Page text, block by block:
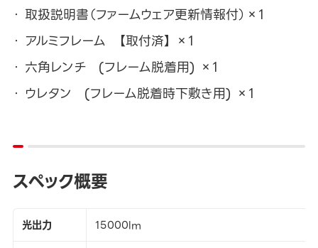
取扱説明書（ファームウェア更新情報付）×1
アルミフレーム 【取付済】 ×1
六角レンチ (フレーム脱着用) ×1
ウレタン (フレーム脱着時下敷き用) ×1
スペック概要
光出力
15000lm